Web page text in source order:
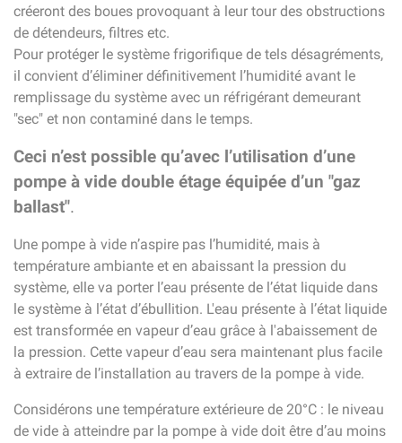
créeront des boues provoquant à leur tour des obstructions
de détendeurs, filtres etc.
Pour protéger le système frigorifique de tels désagréments,
il convient d’éliminer définitivement l’humidité avant le
remplissage du système avec un réfrigérant demeurant
"sec" et non contaminé dans le temps.
Ceci n’est possible qu’avec l’utilisation d’une
pompe à vide double étage équipée d’un "gaz
ballast".
Une pompe à vide n’aspire pas l’humidité, mais à
température ambiante et en abaissant la pression du
système, elle va porter l’eau présente de l’état liquide dans
le système à l’état d’ébullition. L'eau présente à l’état liquide
est transformée en vapeur d’eau grâce à l'abaissement de
la pression. Cette vapeur d’eau sera maintenant plus facile
à extraire de l’installation au travers de la pompe à vide.
Considérons une température extérieure de 20°C : le niveau
de vide à atteindre par la pompe à vide doit être d’au moins